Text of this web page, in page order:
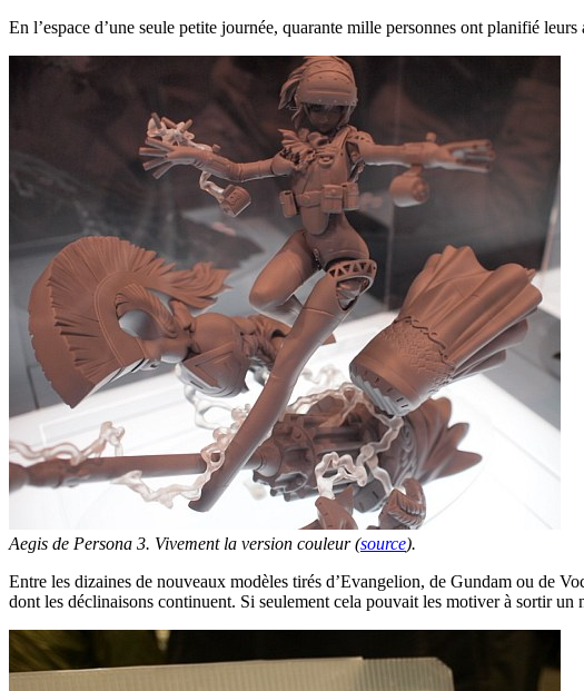
En l’espace d’une seule petite journée, quarante mille personnes ont planifié
Aegis de Persona 3. Vivement la version couleur (source).
Entre les dizaines de nouveaux modèles tirés d’Evangelion, de Gundam ou de
dont les déclinaisons continuent. Si seulement cela pouvait les motiver à sortir